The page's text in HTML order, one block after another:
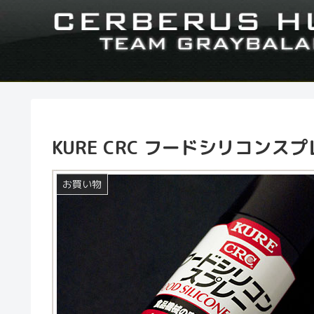
KURE CRC フードシリコンス
お買い物